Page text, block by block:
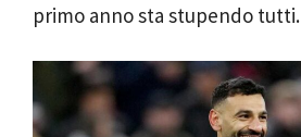
primo anno sta stupendo tutti.